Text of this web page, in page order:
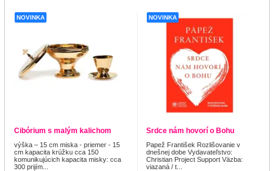
NOVINKA
Cibórium s malým kalichom
výška – 15 cm miska - priemer - 15
cm kapacita krúžku cca 150
komunikujúcich kapacita misky: cca
300 prijím...
NOVINKA
Srdce nám hovorí o Bohu
Papež František Rozlišovanie v
dnešnej dobe Vydavateľstvo:
Christian Project Support Väzba:
viazaná / t...